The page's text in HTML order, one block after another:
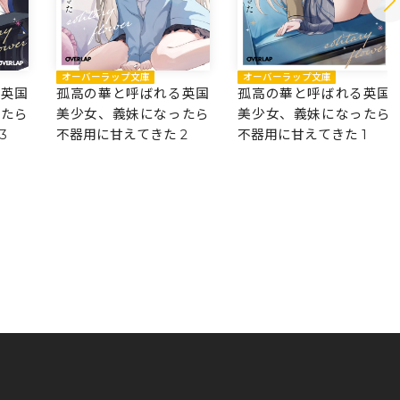
国
ら
オーバーラップ文庫
孤高の華と呼ばれる英国
美少女、義妹になったら
不器用に甘えてきた 2
オーバーラップ文庫
孤高の華と呼ばれる英国
美少女、義妹になったら
不器用に甘えてきた 1